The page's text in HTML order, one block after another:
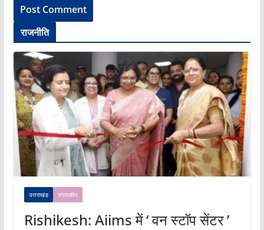
राजनीति
उत्तराखंड संपादकीय
Rishikesh: Aiims में ‘ वन स्टॉप सेंटर ’